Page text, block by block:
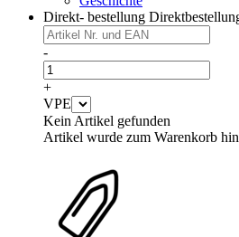
Direkt- bestellung
-
+
VPE
Kein Artikel gefunden
Artikel wurde zum Warenkorb